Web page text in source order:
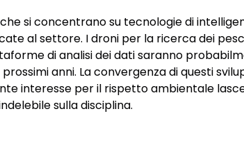
si concentrano su tecnologie di
al settore. I droni per la ricerca dei
di analisi dei dati saranno
anni. La convergenza di questi
interesse per il rispetto ambientale
sulla disciplina.